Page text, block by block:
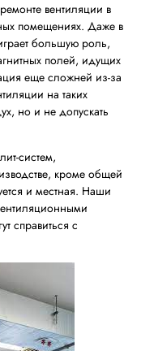
вентиляции в
помещениях. Даже в
большую роль,
полей, идущих
еще сложней из-за
на таких
но и не допускать
систем,
кроме общей
и местная. Наши
справиться с